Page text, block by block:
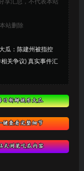
享汇总，不代表本站
站删除
瓜：陈建州被指控
关争议) 真实事件汇